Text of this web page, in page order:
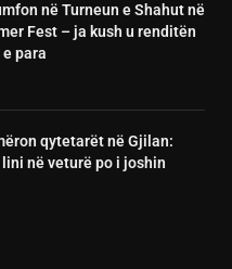
në Turneun e Shahut në
Fest – ja kush u renditën
para
qytetarët në Gjilan:
në veturë po i joshin